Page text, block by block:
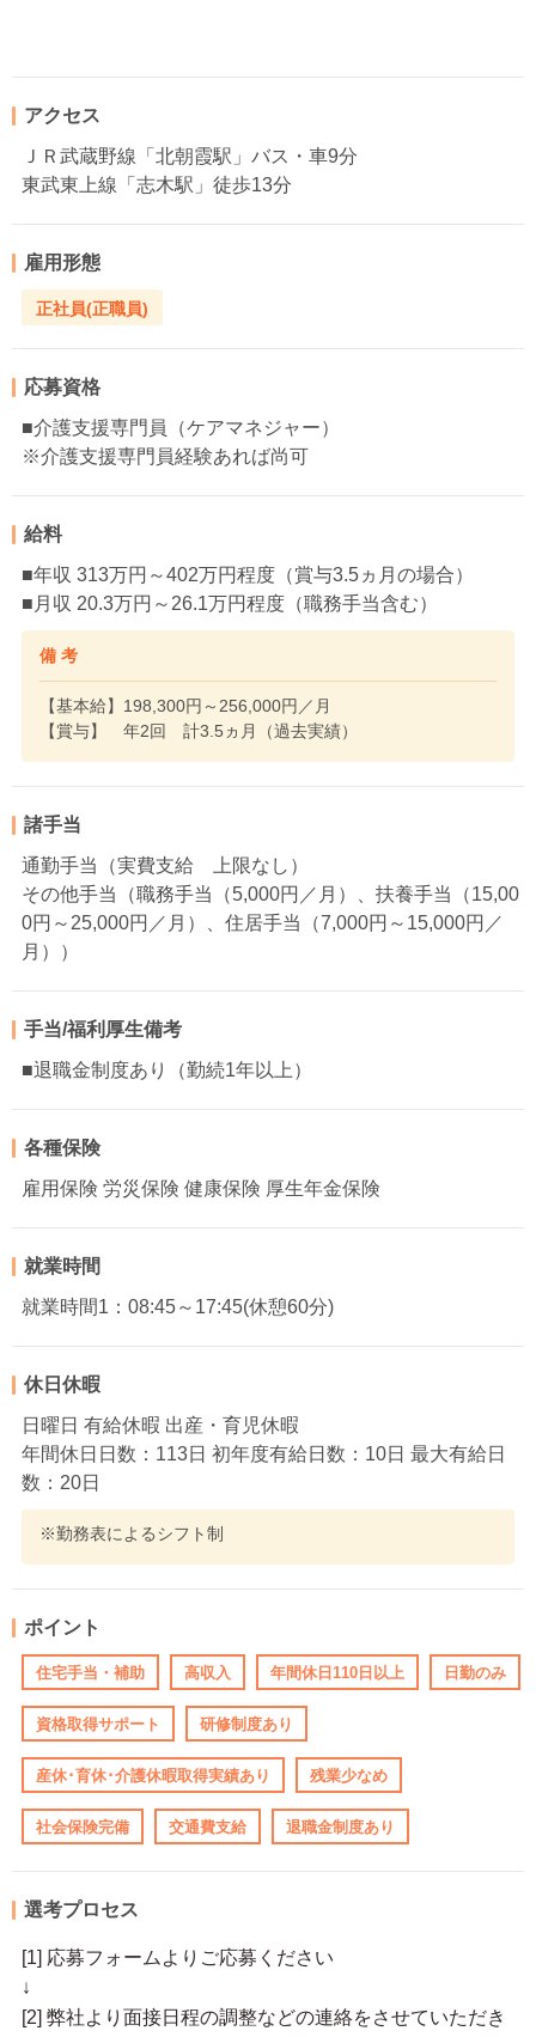
アクセス
ＪＲ武蔵野線「北朝霞駅」バス・車9分
東武東上線「志木駅」徒歩13分
雇用形態
正社員(正職員)
応募資格
■介護支援専門員（ケアマネジャー）
※介護支援専門員経験あれば尚可
給料
■年収 313万円～402万円程度（賞与3.5ヵ月の場合）
■月収 20.3万円～26.1万円程度（職務手当含む）
備 考
【基本給】198,300円～256,000円／月
【賞与】 年2回 計3.5ヵ月（過去実績）
諸手当
通勤手当（実費支給 上限なし）
その他手当（職務手当（5,000円／月）、扶養手当（15,00
0円～25,000円／月）、住居手当（7,000円～15,000円／
月））
手当/福利厚生備考
■退職金制度あり（勤続1年以上）
各種保険
雇用保険 労災保険 健康保険 厚生年金保険
就業時間
就業時間1：08:45～17:45(休憩60分)
休日休暇
日曜日 有給休暇 出産・育児休暇
年間休日日数：113日 初年度有給日数：10日 最大有給日
数：20日
※勤務表によるシフト制
ポイント
住宅手当・補助 高収入 年間休日110日以上 日勤のみ
資格取得サポート 研修制度あり
産休･育休･介護休暇取得実績あり 残業少なめ
社会保険完備 交通費支給 退職金制度あり
選考プロセス
[1] 応募フォームよりご応募ください
↓
[2] 弊社より面接日程の調整などの連絡をさせていただき